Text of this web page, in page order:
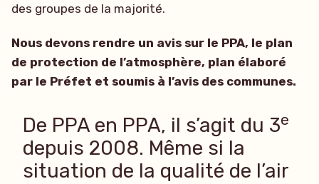
des groupes de la majorité.
Nous devons rendre un avis sur le PPA, le plan
de protection de l’atmosphère, plan élaboré
par le Préfet et soumis à l’avis des communes.
De PPA en PPA, il s’agit du 3e
depuis 2008. Même si la
situation de la qualité de l’air